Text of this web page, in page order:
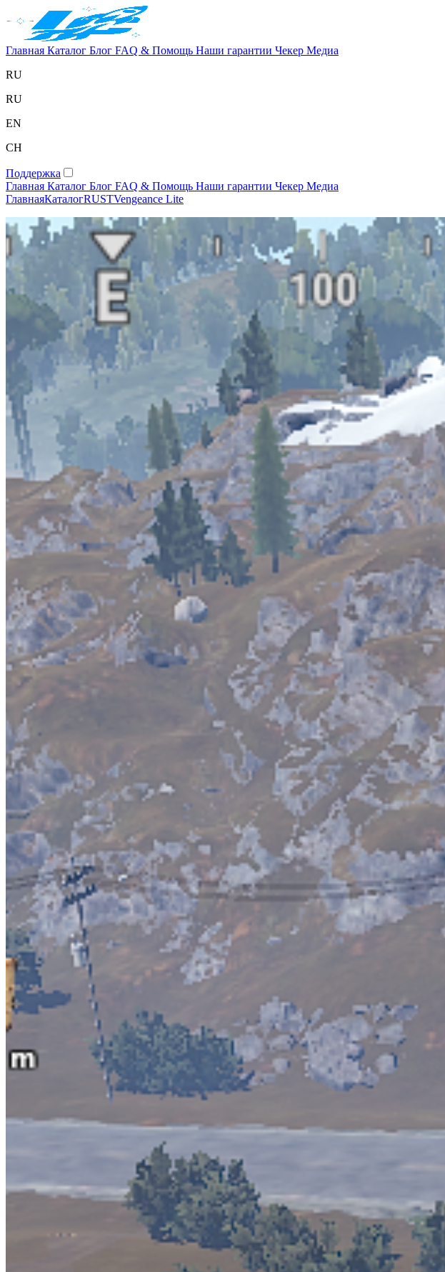
Главная Каталог Блог FAQ & Помощь Наши гарантии Чекер Медиа
RU
RU
EN
CH
Поддержка
Главная Каталог Блог FAQ & Помощь Наши гарантии Чекер Медиа
ГлавнаяКаталогRUSTVengeance Lite
RUST
Vengeance Lite
Undetected
Обнаружение:
Никогда65 в наличии
440 продано
Ищете способ выжить и доминировать в RUST? Приватный софт Vengeance Lite — это
оружие, продвинутый ESP для отслеживания игроков и лута сквозь стены, а также
разработан с использованием передовых методов маскировки, чтобы защитить ваш
доставку и лучший функционал для победы в PvP и рейдах.
Развернуть
Wallhack